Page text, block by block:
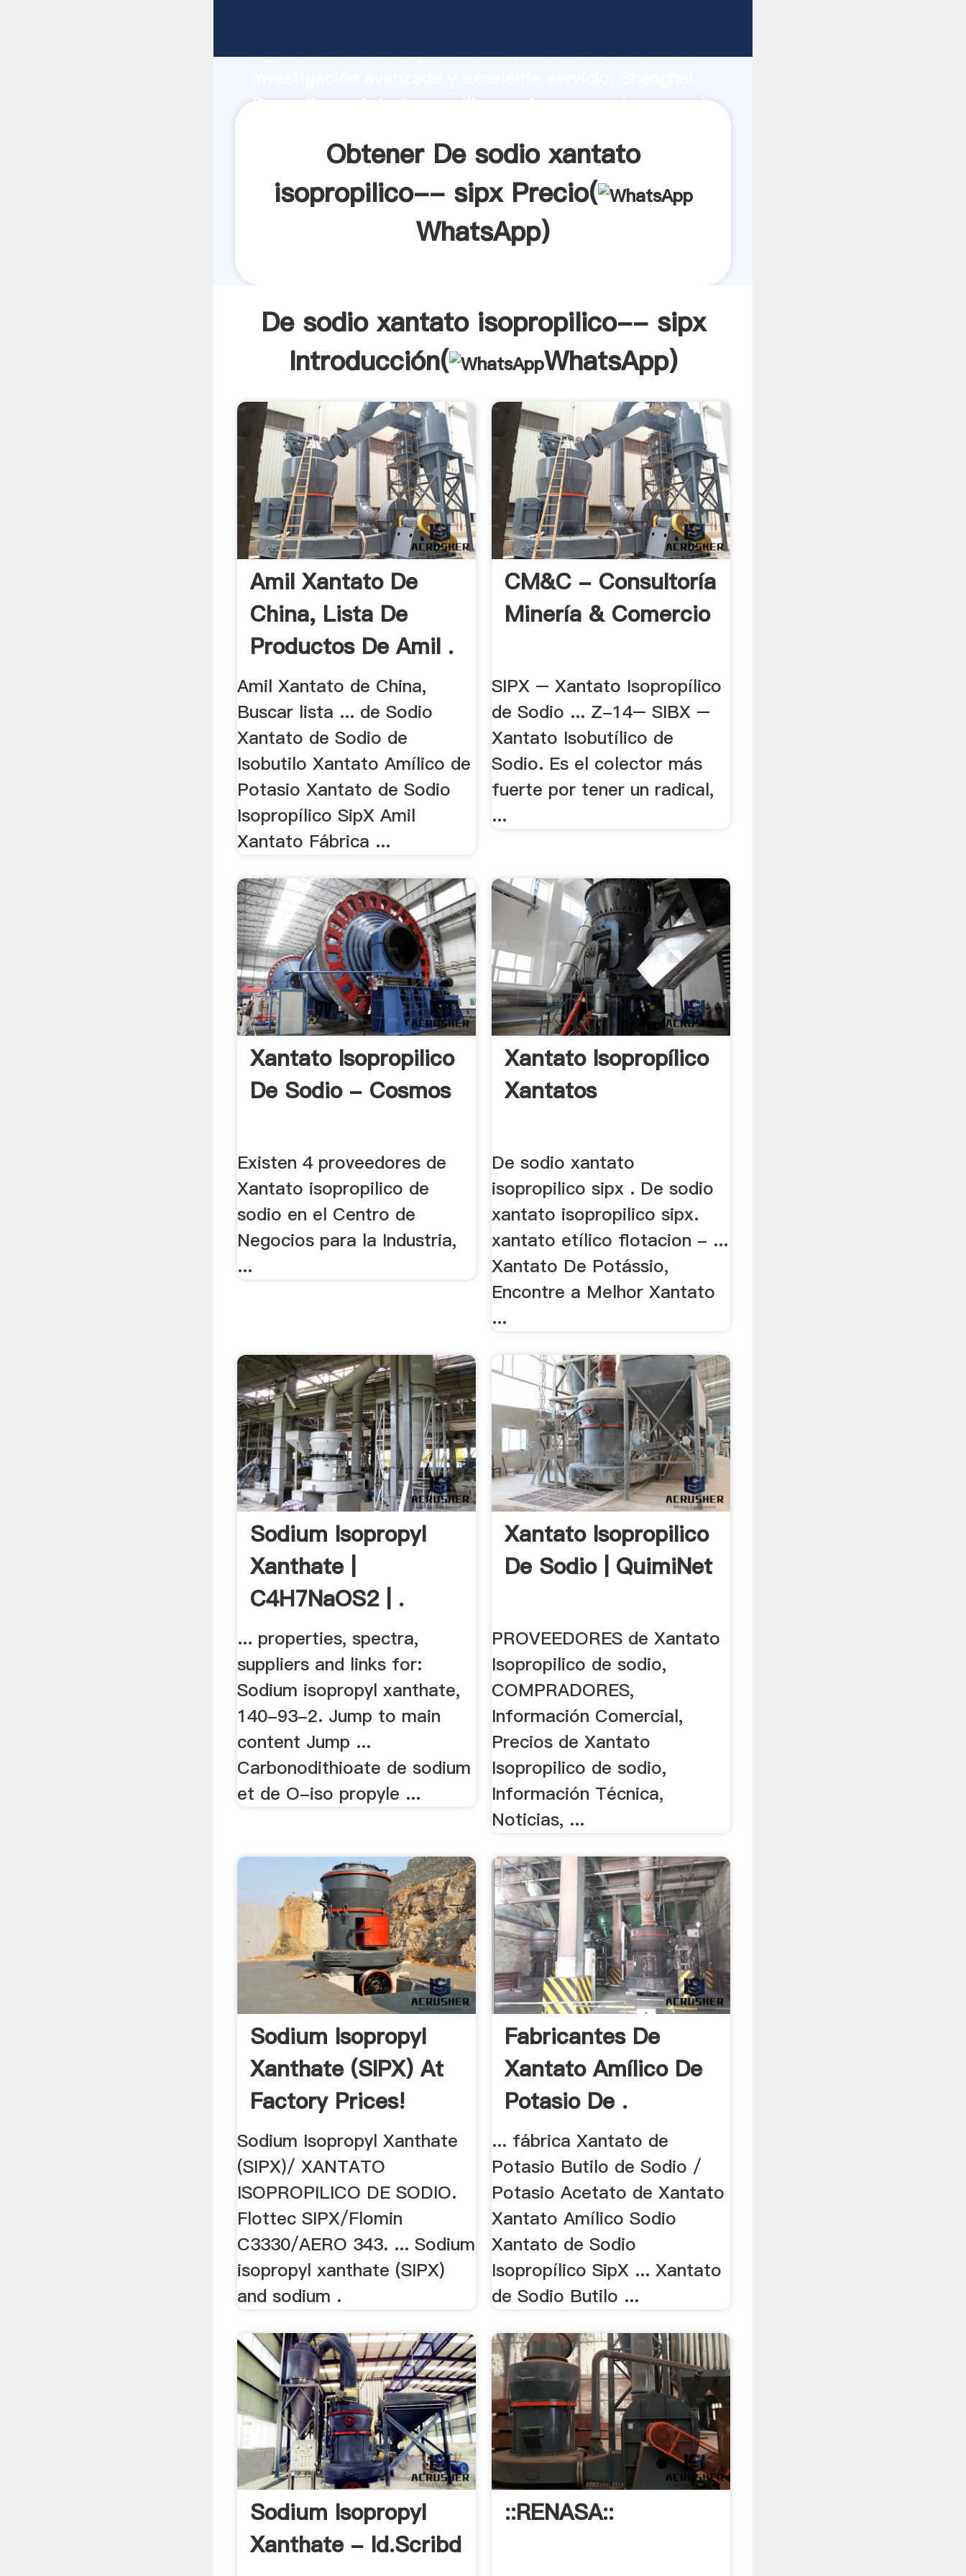
Agarrando fuerte capacidad de producción, fuerza de
De sodio xantato isopropilico-- sipx proveedor crea el
Obtener De sodio xantato
isopropilico-- sipx Precio(
WhatsApp)
De sodio xantato isopropilico-- sipx
Introducción(
WhatsApp)
Amil Xantato De
China, Lista De
Productos De Amil .
Amil Xantato de China,
Buscar lista ... de Sodio
Xantato de Sodio de
Isobutilo Xantato Amílico de
Potasio Xantato de Sodio
Isopropílico SipX Amil
Xantato Fábrica ...
CM&C - Consultoría
Minería & Comercio
SIPX – Xantato Isopropílico
de Sodio ... Z-14– SIBX –
Xantato Isobutílico de
Sodio. Es el colector más
fuerte por tener un radical,
...
Xantato Isopropilico
De Sodio - Cosmos
Existen 4 proveedores de
Xantato isopropilico de
sodio en el Centro de
Negocios para la Industria,
...
Xantato Isopropílico
Xantatos
De sodio xantato
isopropilico sipx . De sodio
xantato isopropilico sipx.
xantato etílico flotacion - ...
Xantato De Potássio,
Encontre a Melhor Xantato
...
Sodium Isopropyl
Xanthate |
C4H7NaOS2 | .
... properties, spectra,
suppliers and links for:
Sodium isopropyl xanthate,
140-93-2. Jump to main
content Jump ...
Carbonodithioate de sodium
et de O-iso propyle ...
Xantato Isopropilico
De Sodio | QuimiNet
PROVEEDORES de Xantato
Isopropilico de sodio,
COMPRADORES,
Información Comercial,
Precios de Xantato
Isopropilico de sodio,
Información Técnica,
Noticias, ...
Sodium Isopropyl
Xanthate (SIPX) At
Factory Prices!
Sodium Isopropyl Xanthate
(SIPX)/ XANTATO
ISOPROPILICO DE SODIO.
Flottec SIPX/Flomin
C3330/AERO 343. ... Sodium
isopropyl xanthate (SIPX)
and sodium .
Fabricantes De
Xantato Amílico De
Potasio De .
... fábrica Xantato de
Potasio Butilo de Sodio /
Potasio Acetato de Xantato
Xantato Amílico Sodio
Xantato de Sodio
Isopropílico SipX ... Xantato
de Sodio Butilo ...
Sodium Isopropyl
Xanthate - Id.scribd
::RENASA::